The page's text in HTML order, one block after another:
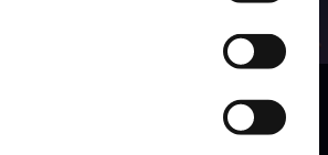
fra den prestigefyldte serie